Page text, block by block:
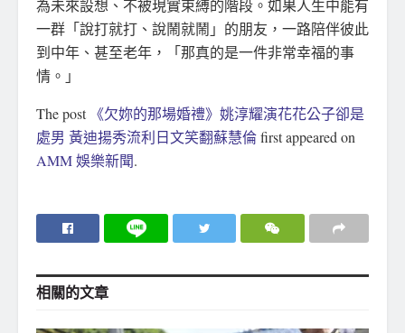
為未來設想、不被現實束縛的階段。如果人生中能有
一群「說打就打、說鬧就鬧」的朋友，一路陪伴彼此
到中年、甚至老年，「那真的是一件非常幸福的事
情。」
The post 《欠妳的那場婚禮》姚淳耀演花花公子卻是
處男 黃迪揚秀流利日文笑翻蘇慧倫first appeared on
AMM 娛樂新聞.
相關的文章